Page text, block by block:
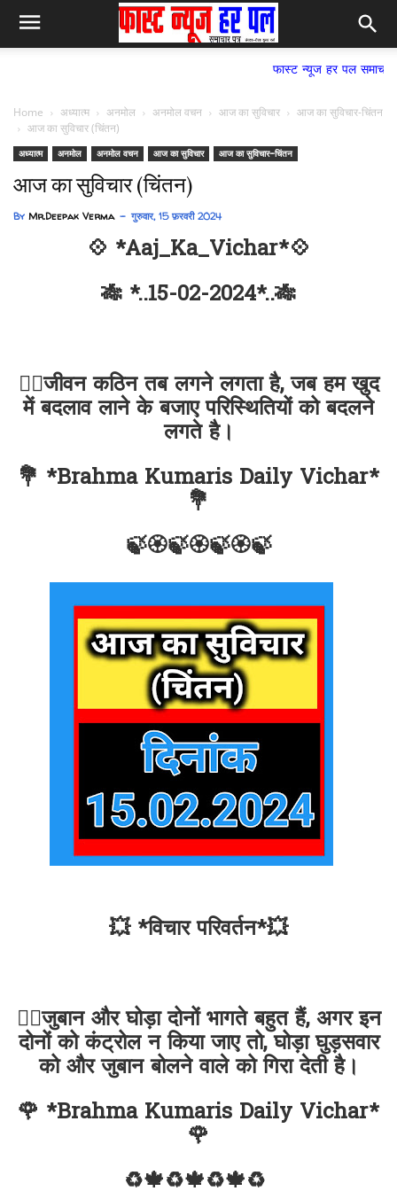
फास्ट न्यूज हर पल समाचार पत्र,
Home अध्यात्म अनमोल अनमोल वचन आज का सुविचार
आज का सुविचार-चिंतन
आज का सुविचार (चिंतन)
अध्यात्म अनमोल अनमोल वचन आज का सुविचार आज का सुविचार-चिंतन
आज का सुविचार (चिंतन)
By Mr.Deepak Verma गुरुवार, 15 फ़रवरी 2024
💠 *Aaj_Ka_Vichar*💠
🎋 *..15-02-2024*..🎋
✍🏻जीवन कठिन तब लगने लगता है, जब हम खुद
में बदलाव लाने के बजाए परिस्थितियों को बदलने
लगते है।
💐 *Brahma Kumaris Daily Vichar*
💐
🍃🏵🍃🏵🍃🏵🍃
💥 *विचार परिवर्तन*💥
✍🏻जुबान और घोड़ा दोनों भागते बहुत हैं, अगर इन
दोनों को कंट्रोल न किया जाए तो, घोड़ा घुड़सवार
को और जुबान बोलने वाले को गिरा देती है।
🌹 *Brahma Kumaris Daily Vichar*
🌹
♻🍁♻🍁♻🍁♻